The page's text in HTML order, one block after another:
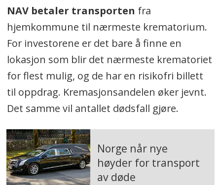
NAV betaler transporten fra
hjemkommune til nærmeste krematorium.
For investorene er det bare å finne en
lokasjon som blir det nærmeste krematoriet
for flest mulig, og de har en risikofri billett
til oppdrag. Kremasjonsandelen øker jevnt.
Det samme vil antallet dødsfall gjøre.
Norge når nye
høyder for transport
av døde